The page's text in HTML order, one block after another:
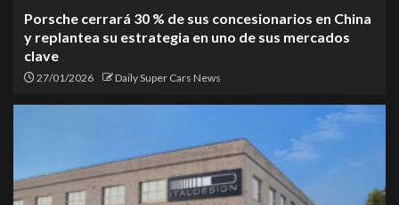
Porsche cerrará 30 % de sus concesionarios en China
y replantea su estrategia en uno de sus mercados
clave
27/01/2026 Daily Super Cars News